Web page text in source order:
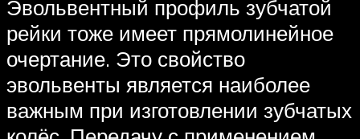
Эвольвентный профиль зубчатой
рейки тоже имеет прямолинейное
очертание. Это свойство
эвольвенты является наиболее
важным при изготовлении зубчатых